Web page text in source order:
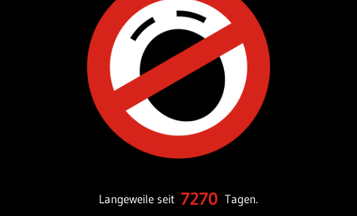
Langeweile seit 7270 Tagen.